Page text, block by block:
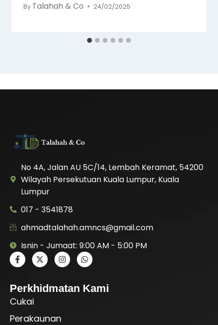
By Talahah & Co 24/02/2025
No 4A, Jalan AU 5C/14, Lembah Keramat, 54200
Wilayah Persekutuan Kuala Lumpur, Kuala
Lumpur
017 - 3541878
ahmadtalahah.amncs@gmail.com
Isnin - Jumaat: 9:00 AM - 5:00 PM
Perkhidmatan Kami
Cukai
Perakaunan